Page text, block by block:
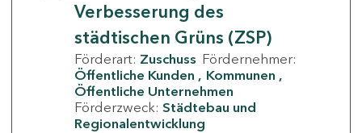
Verbesserung des
städtischen Grüns (ZSP)
Förderart: Zuschuss Fördernehmer:
Öffentliche Kunden
Kommunen
Öffentliche Unternehmen
Förderzweck: Städtebau und
Regionalentwicklung